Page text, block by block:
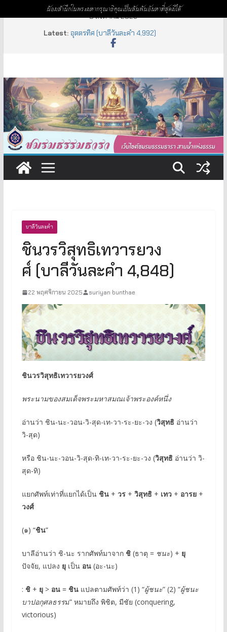
8 สิงหาคม 2026
Latest: อหิงสา – อวิหิงสา (บาลีวันละคำ 4,993)
อุตตรทิศ (บาลีวันละคำ 4,992)
บาลีวันละคำ
ชินวรวิสุทธิเทวารยวง
ศ์ (บาลีวันละคำ 4,848)
22 พฤศจิกายน 2025 suriyan bunthae
ชินวรวิสุทธิเทวารยวงศ์
พระนามของสมเด็จพระมหาสมณเจ้าพระองค์หนึ่ง
อ่านว่า ชิน-นะ-วอน-วิ-สุด-เท-วา-ระ-ยะ-วง (วิสุทธิอ่านว่า
วิ-สุด)
หรือ ชิน-นะ-วอน-วิ-สุด-ทิ-เท-วา-ระ-ยะ-วง (วิสุทธิอ่านว่า วิ-
สุด-ทิ)
แยกศัพท์เท่าที่แยกได้เป็น ชิน+ วร+ วิสุทธิ+ เทว+ อารย+
วงศ์
(๑) “ชิน”
บาลีอ่านว่า ชิ-นะ รากศัพท์มาจาก ชิ(ธาตุ = ชนะ) + ยุ
ปัจจัย, แปลง ยุเป็น อน(อะ-นะ)
: ชิ+ ยุ> อน= ชินแปลตามศัพท์ว่า (1) “ผู้ชนะ” (2) “ผู้ชนะ
บาปอกุศลธรรม” หมายถึง พิชิต, มีชัย (conquering,
victorious)
น้อมสำนึกในพระมหากรุณาธิคุณเป็นล้นพ้นอันหาที่สุดมิได้